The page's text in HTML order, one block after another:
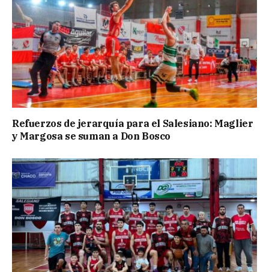
Refuerzos de jerarquía para el Salesiano: Maglier
y Margosa se suman a Don Bosco